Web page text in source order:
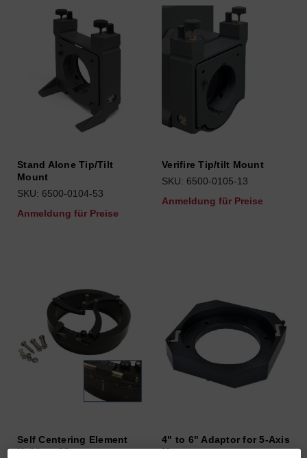
Stand Alone Tip/Tilt
Mount
SKU: 6500-0104-53
Anmeldung für Preise
Verifire Tip/tilt Mount
SKU: 6500-0105-13
Anmeldung für Preise
Self Centering Element
Holder - 6"
4" to 6" Adaptor for 5-Axis
Mount